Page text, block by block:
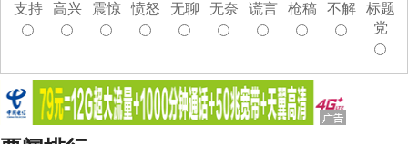
支持 高兴 震惊 愤怒 无聊 无奈 谎言 枪稿 不解
标题
党